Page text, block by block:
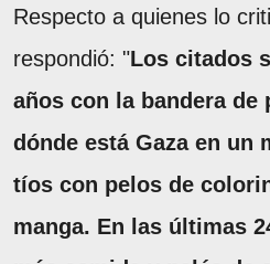
Respecto a quienes lo
respondió: "Los citados
años con la bandera de
dónde está Gaza en un
tíos con pelos de
manga. En las últimas